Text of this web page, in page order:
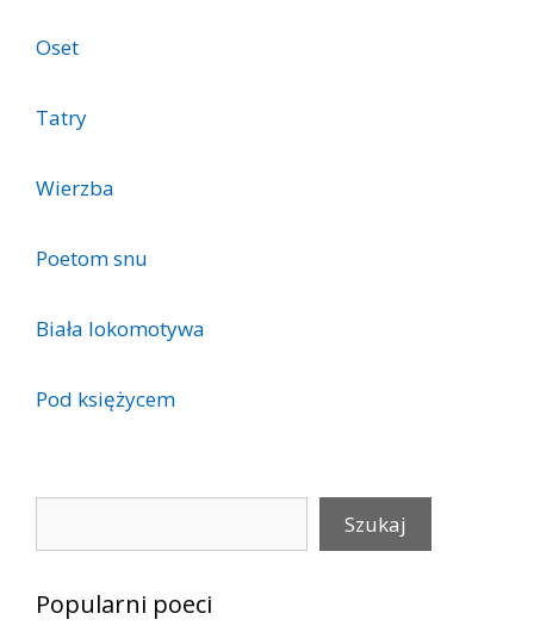
Oset
Tatry
Wierzba
Poetom snu
Biała lokomotywa
Pod księżycem
Szukaj
Popularni poeci